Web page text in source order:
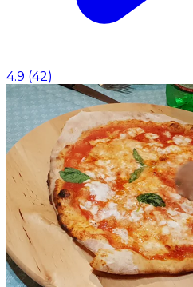
4.9 (42)